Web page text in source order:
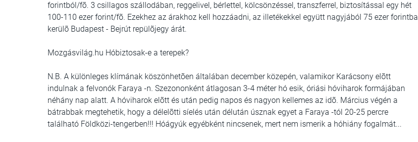
forintból/fõ. 3 csillagos szállodában, reggelivel, bérlettel, kölcsönzéssel, transzferrel, biztosítással egy hét
100-110 ezer forint/fõ. Ezekhez az árakhoz kell hozzáadni, az illetékekkel együtt nagyjából 75 ezer forintba
kerülõ Budapest - Bejrút repülõjegy árát.
Mozgásvilág.hu Hóbiztosak-e a terepek?
N.B. A különleges klímának köszönhetõen általában december közepén, valamikor Karácsony elõtt
indulnak a felvonók Faraya -n. Szezononként átlagosan 3-4 méter hó esik, óriási hóviharok formájában
néhány nap alatt. A hóviharok elõtt és után pedig napos és nagyon kellemes az idõ. Március végén a
bátrabbak megtehetik, hogy a délelõtti síelés után délután úsznak egyet a Faraya -tól 20-25 percre
található Földközi-tengerben!!! Hóágyúk egyébként nincsenek, mert nem ismerik a hóhiány fogalmát...